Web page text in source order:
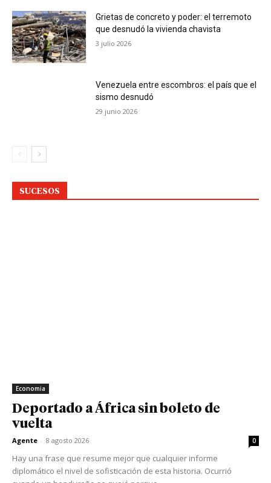
Grietas de concreto y poder: el terremoto
que desnudó la vivienda chavista
3 julio 2026
Venezuela entre escombros: el país que el
sismo desnudó
29 junio 2026
SUCESOS
Economia
Deportado a África sin boleto de
vuelta
Agente - 8 agosto 2026 0
Hay una frase que resume mejor que cualquier informe
diplomático el nivel de sofisticación de esta historia. Ocurrió